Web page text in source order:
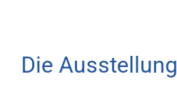
Die Ausstellung